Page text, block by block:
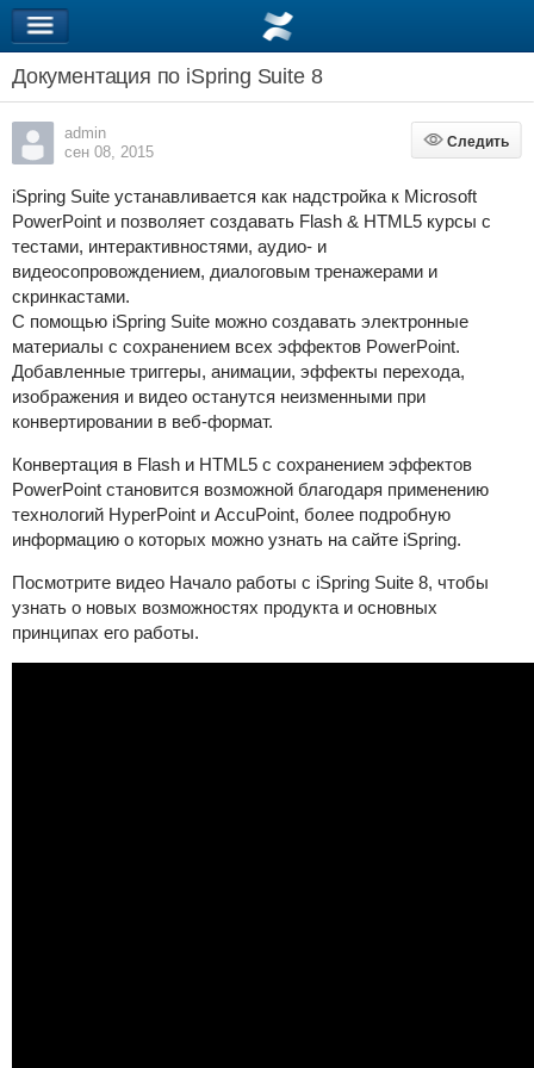
Документация по iSpring Suite 8
admin
сен 08, 2015
Следить
Следить
iSpring Suite устанавливается как надстройка к Microsoft
PowerPoint и позволяет создавать Flash & HTML5 курсы с
тестами, интерактивностями, аудио- и
видеосопровождением, диалоговым тренажерами и
скринкастами.
С помощью iSpring Suite можно создавать электронные
материалы с сохранением всех эффектов PowerPoint.
Добавленные триггеры, анимации, эффекты перехода,
изображения и видео останутся неизменными при
конвертировании в веб-формат.
Конвертация в Flash и HTML5 с сохранением эффектов
PowerPoint становится возможной благодаря применению
технологий HyperPoint и AccuPoint, более подробную
информацию о которых можно узнать на сайте iSpring.
Посмотрите видео Начало работы с iSpring Suite 8, чтобы
узнать о новых возможностях продукта и основных
принципах его работы.